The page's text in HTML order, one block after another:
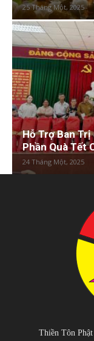
25 Tháng Một, 2025
Hỗ Trợ Ban Trị
Phần Quà Tết
24 Tháng Một, 2025
Thiền Tôn